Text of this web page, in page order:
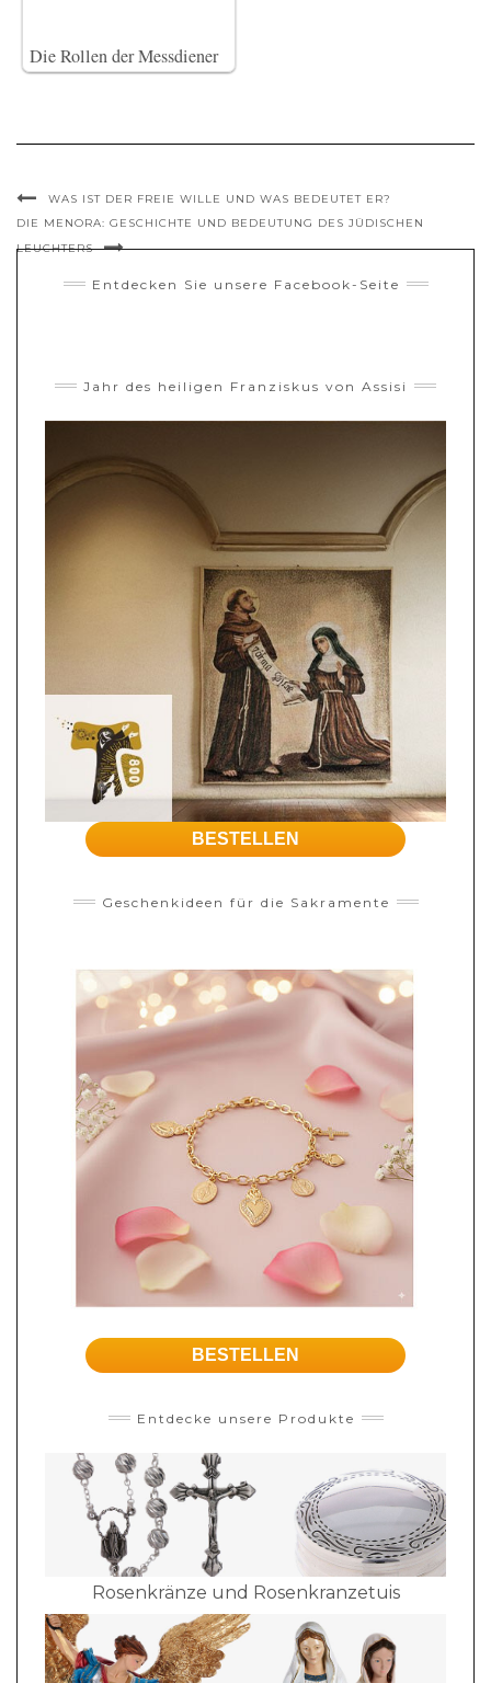
Die Rollen der Messdiener
WAS IST DER FREIE WILLE UND WAS BEDEUTET ER?
DIE MENORA: GESCHICHTE UND BEDEUTUNG DES JÜDISCHEN
LEUCHTERS
Entdecken Sie unsere Facebook-Seite
Jahr des heiligen Franziskus von Assisi
BESTELLEN
Geschenkideen für die Sakramente
BESTELLEN
Entdecke unsere Produkte
Rosenkränze und Rosenkranzetuis